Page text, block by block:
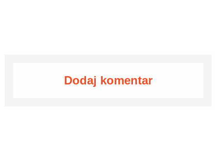
Dodaj komentar